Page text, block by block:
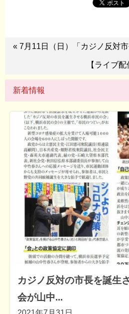
« 7月11日（日）「カジノ反対
【ライブ
新着情報
カジノ反対の市長を誕生
会が山中...